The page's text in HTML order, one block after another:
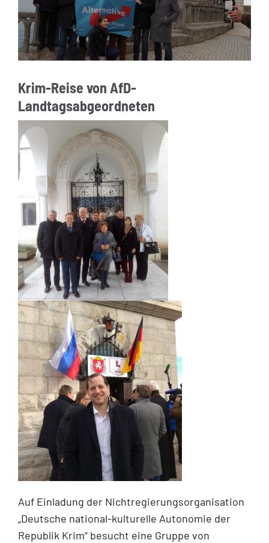
Krim-Reise von AfD-
Landtagsabgeordneten
Auf Einladung der Nichtregierungsorganisation
„Deutsche national-kulturelle Autonomie der
Republik Krim“ besucht eine Gruppe von